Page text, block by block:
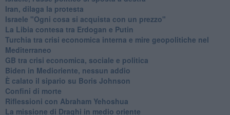
Iran, dilaga la protesta
Israele "Ogni cosa si acquista con un prezzo"
La Libia contesa tra Erdogan e Putin
Turchia tra crisi economica interna e mire geopolitiche nel
Mediterraneo
GB tra crisi economica, sociale e politica
Biden in Medioriente, nessun addio
È calato il sipario su Boris Johnson
Confini di morte
Riflessioni con Abraham Yehoshua
La missione di Draghi in medio oriente